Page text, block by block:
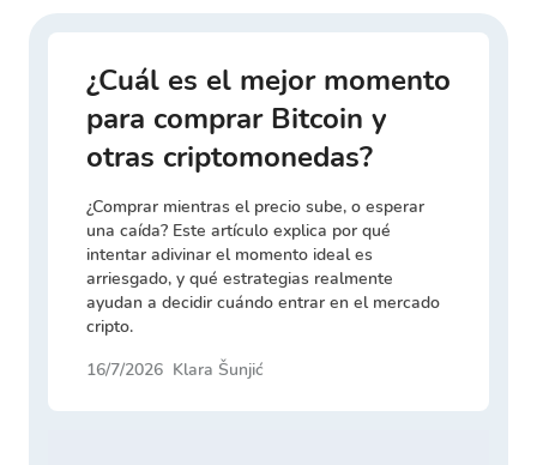
¿Cuál es el mejor momento
para comprar Bitcoin y
otras criptomonedas?
¿Comprar mientras el precio sube, o esperar
una caída? Este artículo explica por qué
intentar adivinar el momento ideal es
arriesgado, y qué estrategias realmente
ayudan a decidir cuándo entrar en el mercado
cripto.
16/7/2026 Klara Šunjić